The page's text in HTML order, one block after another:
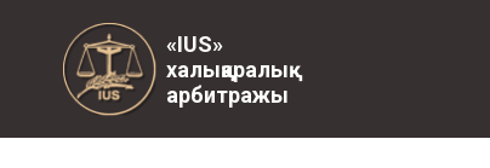
«IUS»
халықаралық
арбитражы